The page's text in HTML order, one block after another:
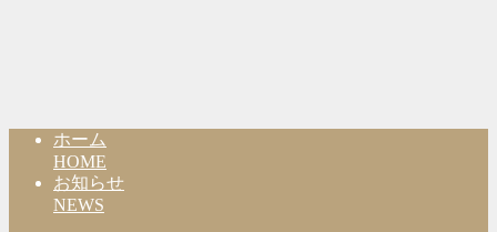
ホーム
HOME
お知らせ
NEWS